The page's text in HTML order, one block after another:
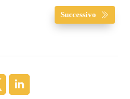
Successivo